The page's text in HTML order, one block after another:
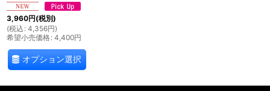
3,960円(税別)
(税込 : 4,356円)
希望小売価格: 4,400円
オプション選択